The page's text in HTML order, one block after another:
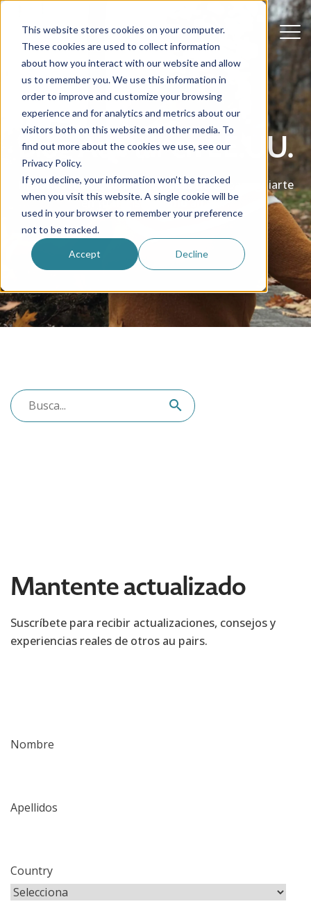
This website stores cookies on your computer.
These cookies are used to collect information
about how you interact with our website and allow
us to remember you. We use this information in
order to improve and customize your browsing
experience and for analytics and metrics about our
visitors both on this website and other media. To
find out more about the cookies we use, see our
Privacy Policy.
If you decline, your information won’t be tracked
when you visit this website. A single cookie will be
used in your browser to remember your preference
not to be tracked.
Accept Decline
Blog Au Pair en EE.UU.
Historias reales, consejos e ideas útiles para guiarte
en tu tránsito como au pair.
Mantente actualizado
Suscríbete para recibir actualizaciones, consejos y
experiencias reales de otros au pairs.
Nombre
Apellidos
Country